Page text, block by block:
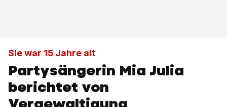
Sie war 15 Jahre alt
Partysängerin Mia Julia
berichtet von